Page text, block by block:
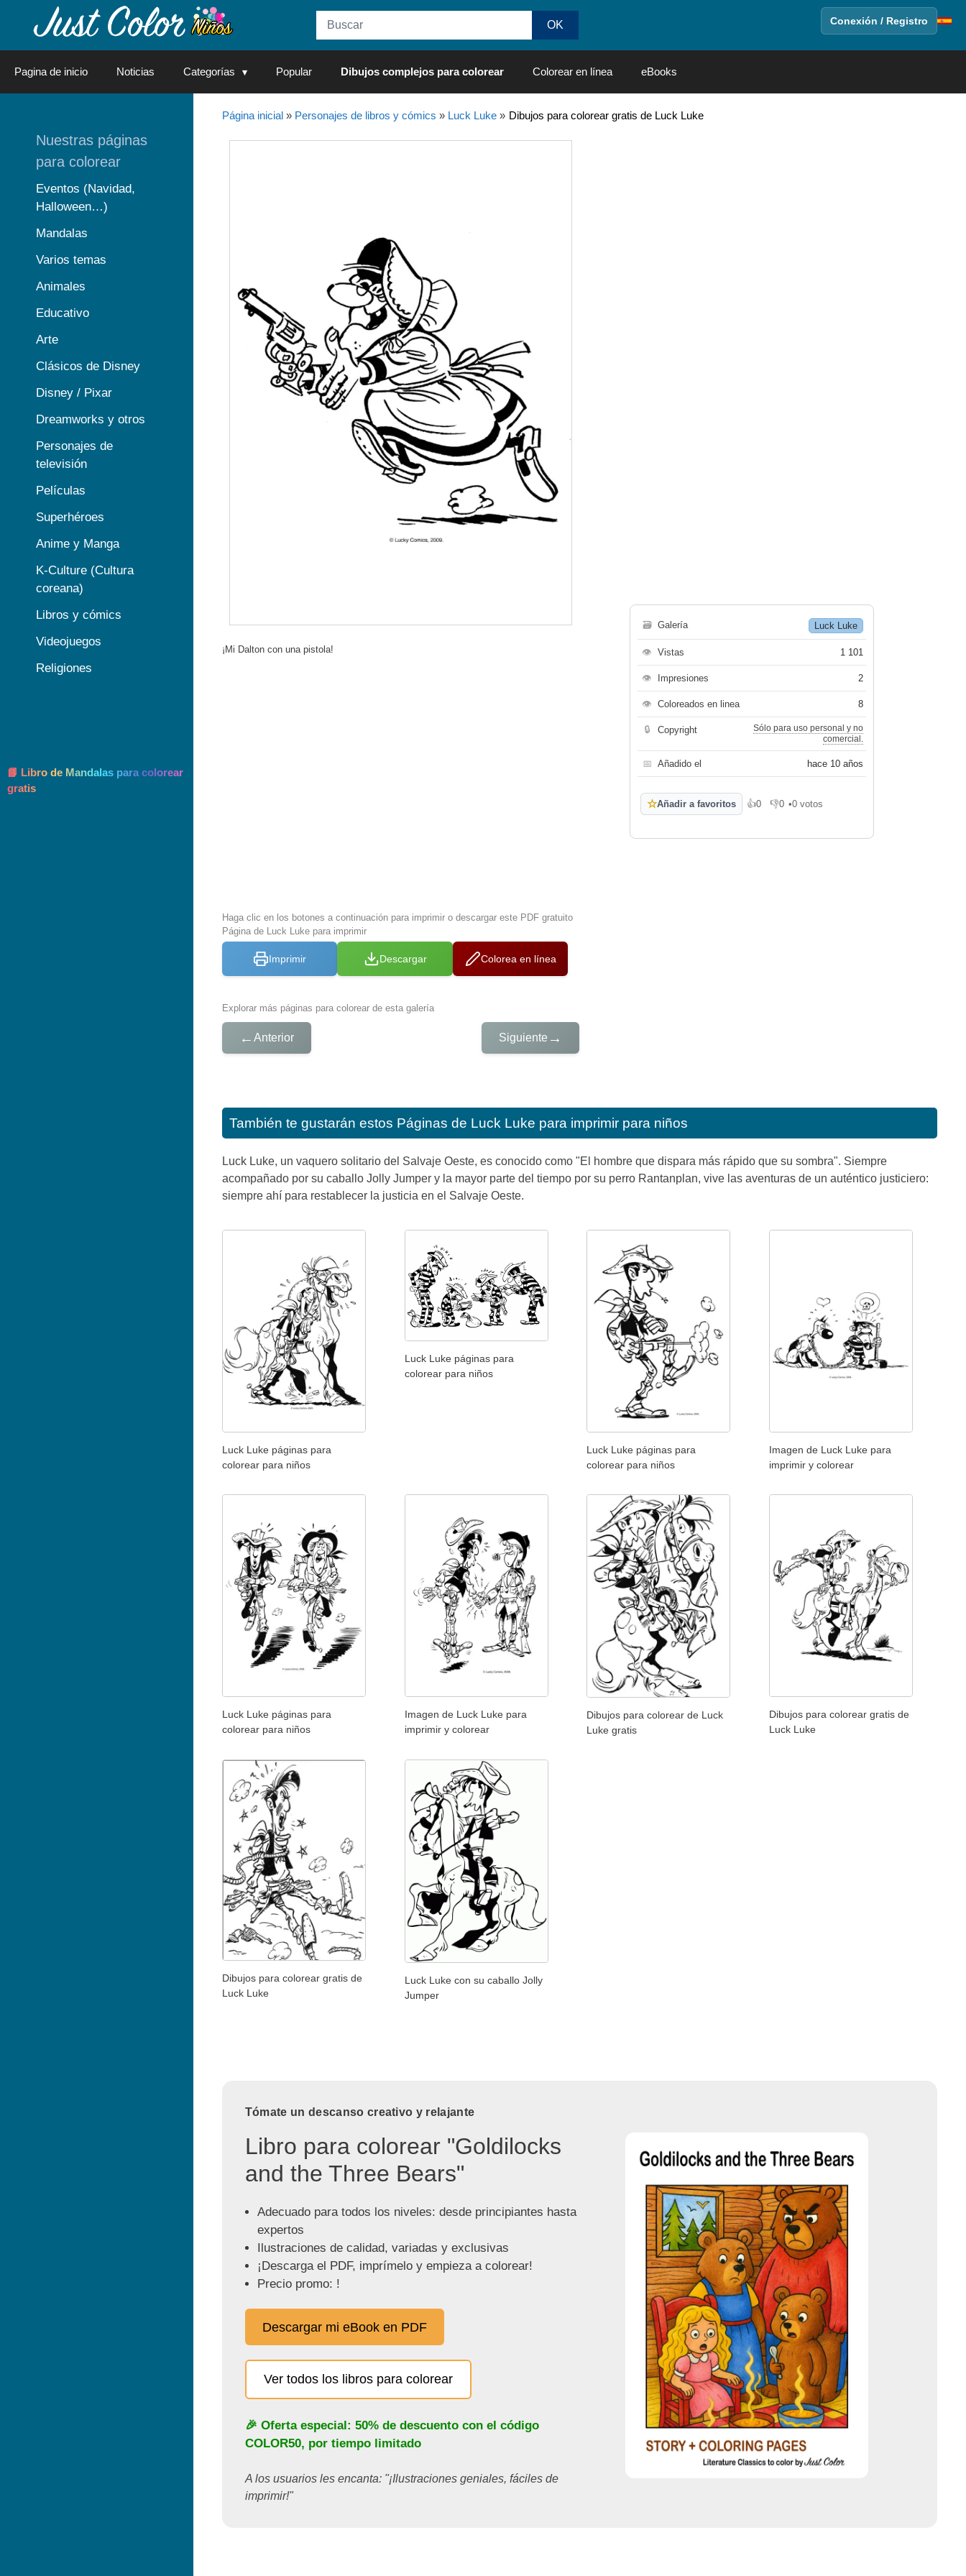
Conexión / Registro
Pagina de inicio Noticias Categorías Popular Dibujos complejos para colorear Colorear en línea eBooks
Página inicial» Personajes de libros y cómics » Luck Luke» Dibujos para colorear gratis de Luck Luke
¡Mi Dalton con una pistola!
Haga clic en los botones a continuación para imprimir o descargar este PDF gratuito
Página de Luck Luke para imprimir
Imprimir Descargar Colorea en línea
Explorar más páginas para colorear de esta galería
← Anterior Siguiente →
🗃 Galería Luck Luke
👁 Vistas 1 101
👁 Impresiones 2
👁 Coloreados en linea 8
🔒 Copyright
Sólo para uso personal y no
comercial.
📅 Añadido el hace 10 años
☆Añadir a favoritos 👍0
Me gusta
👎0
No me gusta
•0 votos
También te gustarán estos Páginas de Luck Luke para imprimir para niños
Luck Luke, un vaquero solitario del Salvaje Oeste, es conocido como "El hombre que dispara más rápido que su sombra". Siempre
acompañado por su caballo Jolly Jumper y la mayor parte del tiempo por su perro Rantanplan, vive las aventuras de un auténtico justiciero:
siempre ahí para restablecer la justicia en el Salvaje Oeste.
Luck Luke páginas para
colorear para niños
Luck Luke páginas para
colorear para niños
Luck Luke páginas para
colorear para niños
Imagen de Luck Luke para
imprimir y colorear
Luck Luke páginas para
colorear para niños
Imagen de Luck Luke para
imprimir y colorear
Dibujos para colorear de Luck
Luke gratis
Dibujos para colorear gratis de
Luck Luke
Dibujos para colorear gratis de
Luck Luke
Luck Luke con su caballo Jolly
Jumper
Tómate un descanso creativo y relajante
Libro para colorear "Goldilocks
and the Three Bears"
Adecuado para todos los niveles: desde principiantes hasta
expertos
Ilustraciones de calidad, variadas y exclusivas
¡Descarga el PDF, imprímelo y empieza a colorear!
Precio promo: !
Descargar mi eBook en PDF
Ver todos los libros para colorear
🎉 Oferta especial: 50% de descuento con el código
COLOR50, por tiempo limitado
A los usuarios les encanta: "¡Ilustraciones geniales, fáciles de
imprimir!"
Nuestras páginas
para colorear
Eventos (Navidad,
Halloween…)
Mandalas
Varios temas
Animales
Educativo
Arte
Clásicos de Disney
Disney / Pixar
Dreamworks y otros
Personajes de
televisión
Películas
Superhéroes
Anime y Manga
K-Culture (Cultura
coreana)
Libros y cómics
Videojuegos
Religiones
📘 Libro de Mandalas para colorear
gratis